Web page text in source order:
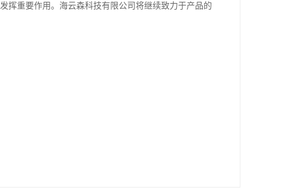
挥重要作用。海云森科技有限公司将继续致力于产品的